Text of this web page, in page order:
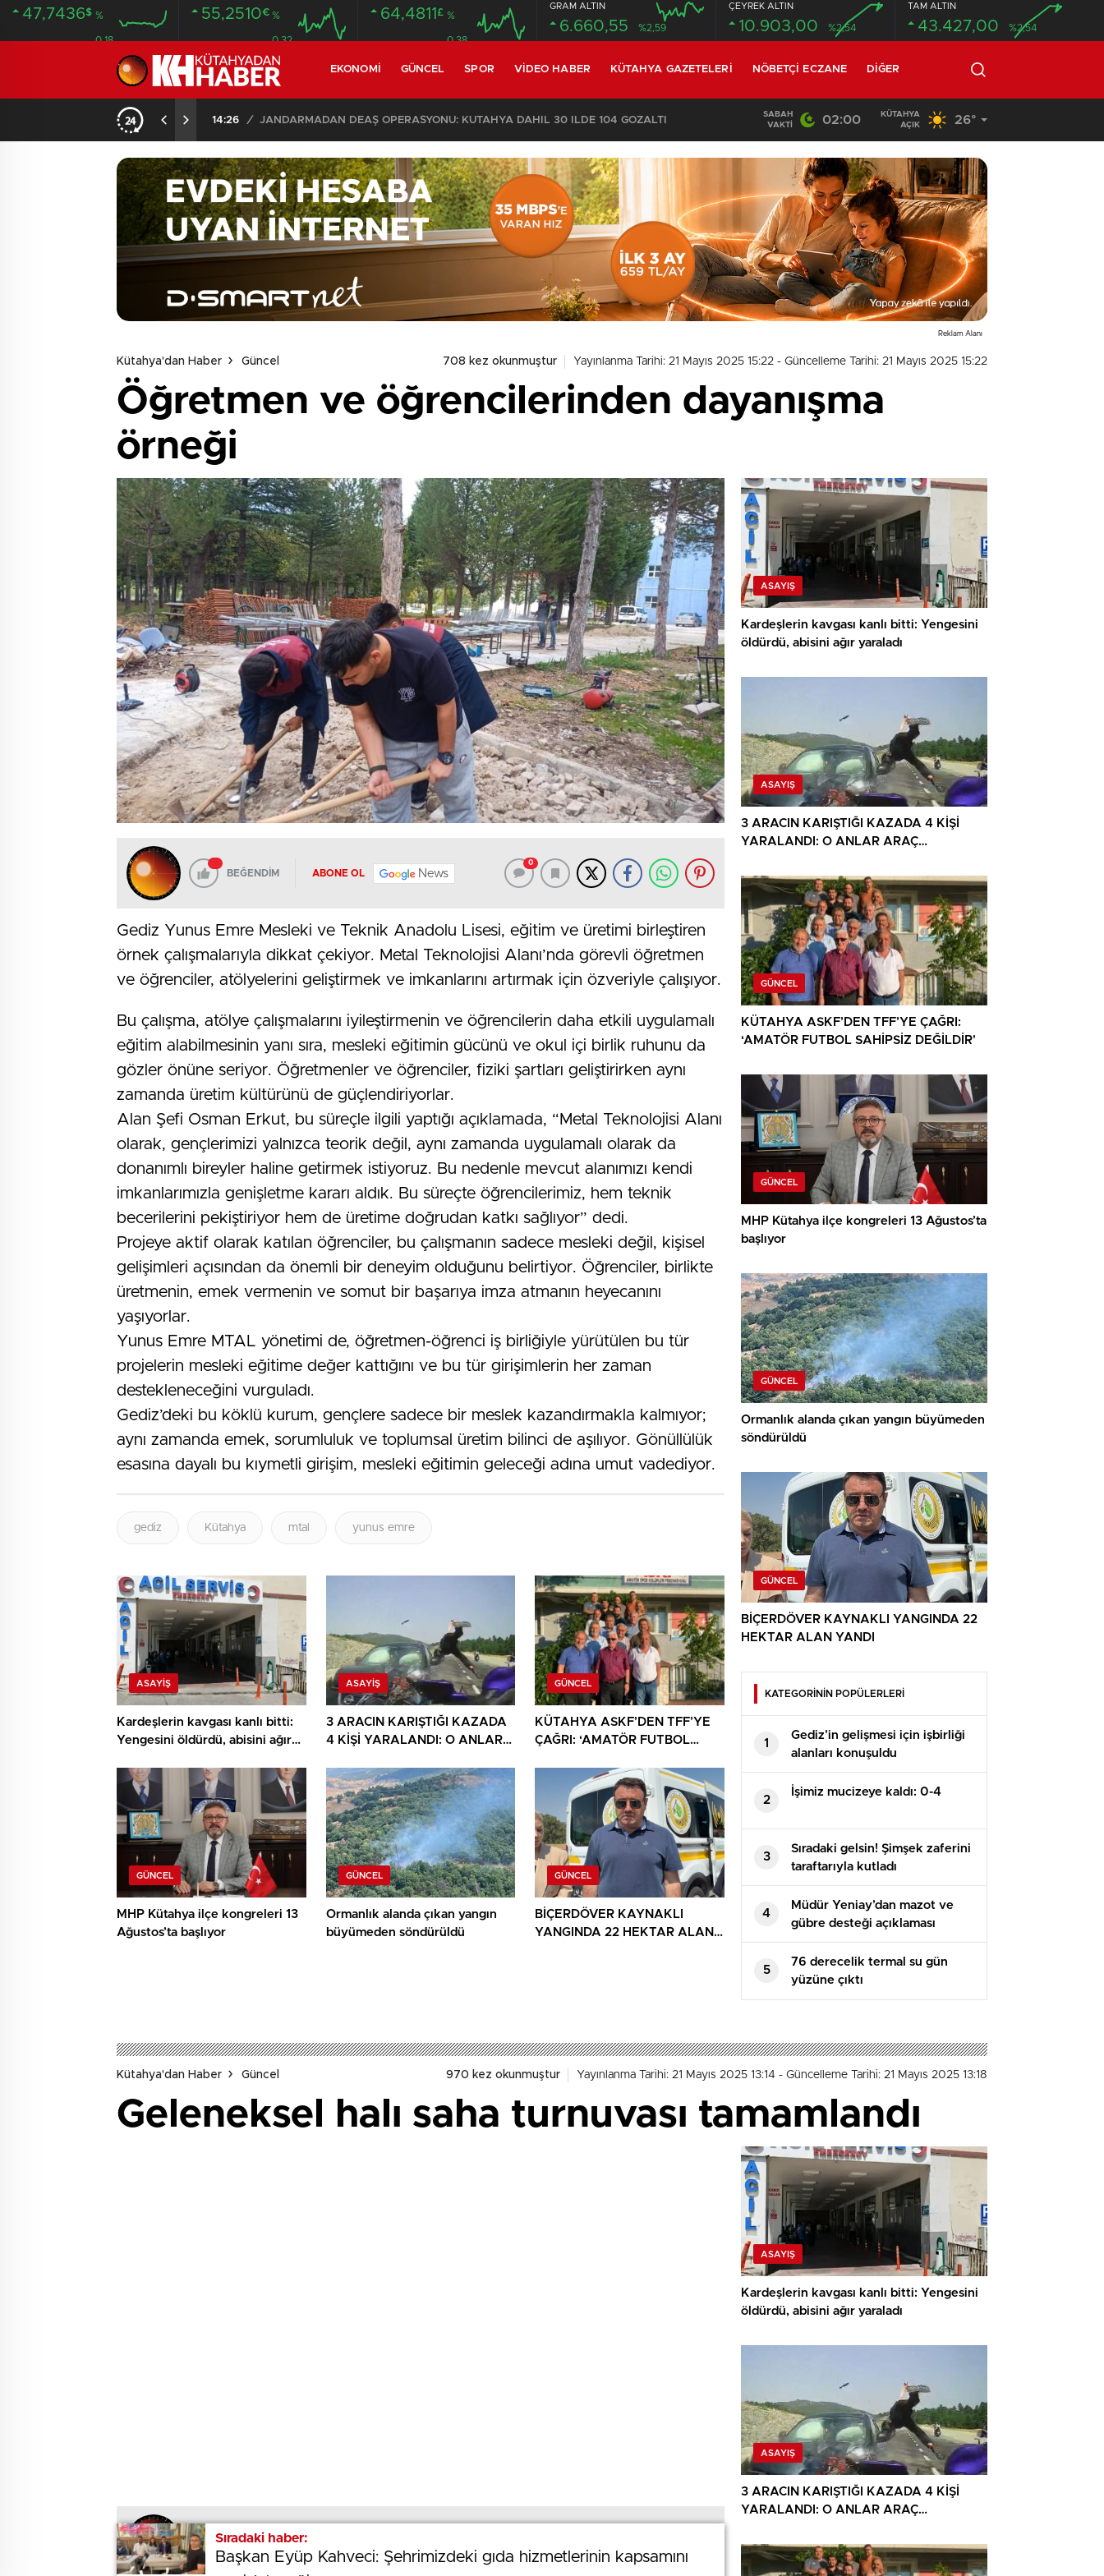
47,7436$ %
0.18
55,2510€ %
0.32
64,4811 £ %
0.38
GRAM ALTIN
6.660,55 %2,59
ÇEYREK ALTIN
10.903,00 %2,54
TAM ALTIN
43.427,00 %2,54
EKONOMI GÜNCEL SPOR VIDEO HABER KÜTAHYA GAZETELERI NÖBETÇI ECZANE DIĞER
14:26 / JANDARMADAN DEAŞ OPERASYONU: KÜTAHYA DAHİL 30 İLDE 104 GÖZALTI 02:03 /
SABAH
VAKTI
02:00
KÜTAHYA
AÇIK
26°
Reklam Alanı
Kütahya'dan Haber Güncel 708 kez okunmuştur Yayınlanma Tarihi: 21 Mayıs 2025 15:22 - Güncelleme Tarihi: 21 Mayıs 2025 15:22
Öğretmen ve öğrencilerinden dayanışma
örneği
BEĞENDİM ABONE OL News
0
Gediz Yunus Emre Mesleki ve Teknik Anadolu Lisesi, eğitim ve üretimi birleştiren
örnek çalışmalarıyla dikkat çekiyor. Metal Teknolojisi Alanı’nda görevli öğretmen
ve öğrenciler, atölyelerini geliştirmek ve imkanlarını artırmak için özveriyle çalışıyor.
Bu çalışma, atölye çalışmalarını iyileştirmenin ve öğrencilerin daha etkili uygulamalı
eğitim alabilmesinin yanı sıra, mesleki eğitimin gücünü ve okul içi birlik ruhunu da
gözler önüne seriyor. Öğretmenler ve öğrenciler, fiziki şartları geliştirirken aynı
zamanda üretim kültürünü de güçlendiriyorlar.
Alan Şefi Osman Erkut, bu süreçle ilgili yaptığı açıklamada, “Metal Teknolojisi Alanı
olarak, gençlerimizi yalnızca teorik değil, aynı zamanda uygulamalı olarak da
donanımlı bireyler haline getirmek istiyoruz. Bu nedenle mevcut alanımızı kendi
imkanlarımızla genişletme kararı aldık. Bu süreçte öğrencilerimiz, hem teknik
becerilerini pekiştiriyor hem de üretime doğrudan katkı sağlıyor” dedi.
Projeye aktif olarak katılan öğrenciler, bu çalışmanın sadece mesleki değil, kişisel
gelişimleri açısından da önemli bir deneyim olduğunu belirtiyor. Öğrenciler, birlikte
üretmenin, emek vermenin ve somut bir başarıya imza atmanın heyecanını
yaşıyorlar.
Yunus Emre MTAL yönetimi de, öğretmen-öğrenci iş birliğiyle yürütülen bu tür
projelerin mesleki eğitime değer kattığını ve bu tür girişimlerin her zaman
destekleneceğini vurguladı.
Gediz’deki bu köklü kurum, gençlere sadece bir meslek kazandırmakla kalmıyor;
aynı zamanda emek, sorumluluk ve toplumsal üretim bilinci de aşılıyor. Gönüllülük
esasına dayalı bu kıymetli girişim, mesleki eğitimin geleceği adına umut vadediyor.
gediz Kütahya mtal yunus emre
ASAYIŞ
Kardeşlerin kavgası kanlı bitti:
Yengesini öldürdü, abisini ağır
ASAYIŞ
3 ARACIN KARIŞTIĞI KAZADA
4 KİŞİ YARALANDI: O ANLAR
GÜNCEL
KÜTAHYA ASKF’DEN TFF’YE
ÇAĞRI: ‘AMATÖR FUTBOL
GÜNCEL
MHP Kütahya ilçe kongreleri 13
Ağustos’ta başlıyor
GÜNCEL
Ormanlık alanda çıkan yangın
büyümeden söndürüldü
GÜNCEL
BİÇERDÖVER KAYNAKLI
YANGINDA 22 HEKTAR ALAN
Sıradaki haber:
Başkan Eyüp Kahveci: Şehrimizdeki gıda hizmetlerinin kapsamını
ASAYIŞ
Kardeşlerin kavgası kanlı bitti: Yengesini
öldürdü, abisini ağır yaraladı
ASAYIŞ
3 ARACIN KARIŞTIĞI KAZADA 4 KİŞİ
YARALANDI: O ANLAR ARAÇ
GÜNCEL
KÜTAHYA ASKF’DEN TFF’YE ÇAĞRI:
‘AMATÖR FUTBOL SAHİPSİZ DEĞİLDİR’
GÜNCEL
MHP Kütahya ilçe kongreleri 13 Ağustos’ta
başlıyor
GÜNCEL
Ormanlık alanda çıkan yangın büyümeden
söndürüldü
GÜNCEL
BİÇERDÖVER KAYNAKLI YANGINDA 22
HEKTAR ALAN YANDI
KATEGORİNİN POPÜLERLERİ
1
Gediz’in gelişmesi için işbirliği
alanları konuşuldu
2
İşimiz mucizeye kaldı: 0-4
3
Sıradaki gelsin! Şimşek zaferini
taraftarıyla kutladı
4
Müdür Yeniay’dan mazot ve
gübre desteği açıklaması
5
76 derecelik termal su gün
yüzüne çıktı
Kütahya'dan Haber Güncel 970 kez okunmuştur Yayınlanma Tarihi: 21 Mayıs 2025 13:14 - Güncelleme Tarihi: 21 Mayıs 2025 13:18
Geleneksel halı saha turnuvası tamamlandı
BEĞENDİM
Sıradaki haber:
Başkan Eyüp Kahveci: Şehrimizdeki gıda hizmetlerinin kapsamını
ASAYIŞ
Kardeşlerin kavgası kanlı bitti: Yengesini
öldürdü, abisini ağır yaraladı
ASAYIŞ
3 ARACIN KARIŞTIĞI KAZADA 4 KİŞİ
YARALANDI: O ANLAR ARAÇ